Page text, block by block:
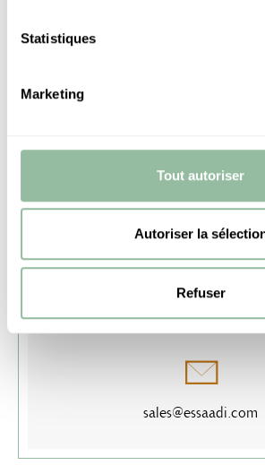
Statistiques
Marketing
Tout autoriser
Autoriser la
Refuser
NOUS
SERVICE
+212 5 24 33 74
sales@essaadi.com